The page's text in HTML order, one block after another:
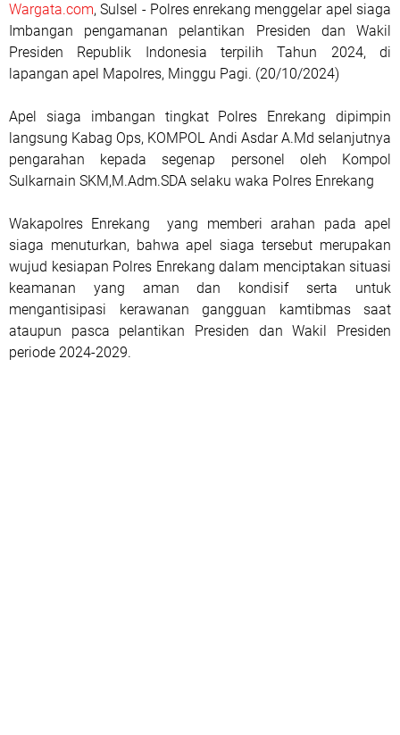
Wargata.com, Sulsel - Polres enrekang menggelar apel siaga
Imbangan pengamanan pelantikan Presiden dan Wakil
Presiden Republik Indonesia terpilih Tahun 2024, di
lapangan apel Mapolres, Minggu Pagi. (20/10/2024)
Apel siaga imbangan tingkat Polres Enrekang dipimpin
langsung Kabag Ops, KOMPOL Andi Asdar A.Md selanjutnya
pengarahan kepada segenap personel oleh Kompol
Sulkarnain SKM,M.Adm.SDA selaku waka Polres Enrekang
Wakapolres Enrekang yang memberi arahan pada apel
siaga menuturkan, bahwa apel siaga tersebut merupakan
wujud kesiapan Polres Enrekang dalam menciptakan situasi
keamanan yang aman dan kondisif serta untuk
mengantisipasi kerawanan gangguan kamtibmas saat
ataupun pasca pelantikan Presiden dan Wakil Presiden
periode 2024-2029.